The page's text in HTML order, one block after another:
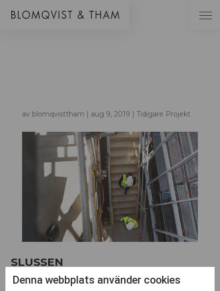
SLU
N
av blomqvisttham | aug 9, 2019 | Tidigare Projekt
SLUSSEN
Denna webbplats använder cookies